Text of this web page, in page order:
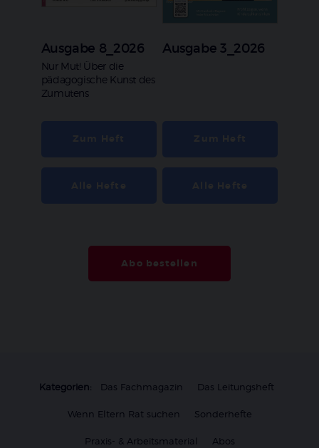
Ausgabe 8_2026
:
Nur Mut! Über die
pädagogische Kunst des
Zumutens
Ausgabe 3_2026
Abo bestellen
Kategorien: Das Fachmagazin Das Leitungsheft
Wenn Eltern Rat suchen Sonderhefte
Praxis- & Arbeitsmaterial Abos